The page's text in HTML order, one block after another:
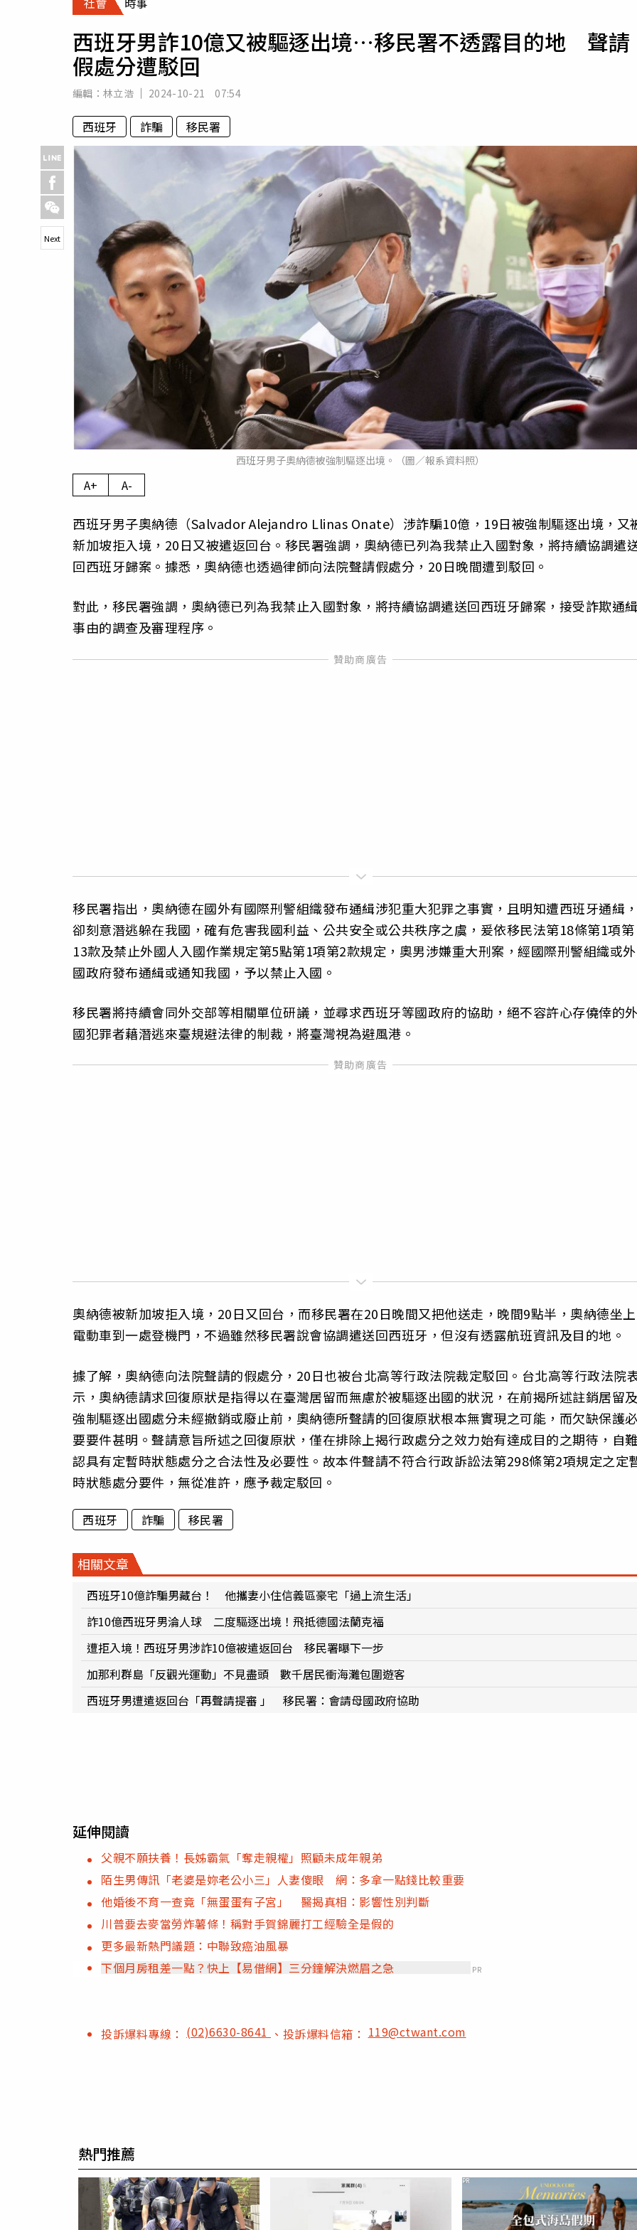
專欄
運勢
西班牙男詐10億又被驅逐出境…移民署不透露目的地 聲請
假處分遭駁回
編輯： 林立浩 2024-10-21 07:54
西班牙 詐騙 移民署
西班牙男子奧納德被強制驅逐出境。（圖／報系資料照）
Next
A+ A-
西班牙男子奧納德（Salvador Alejandro Llinas Onate）涉詐騙10億，19日被強制驅逐出境，又
新加坡拒入境，20日又被遣返回台。移民署強調，奧納德已列為我禁止入國對象，將持續協調遣
回西班牙歸案。據悉，奧納德也透過律師向法院聲請假處分，20日晚間遭到駁回。
對此，移民署強調，奧納德已列為我禁止入國對象，將持續協調遣送回西班牙歸案，接受詐欺通
事由的調查及審理程序。
移民署指出，奧納德在國外有國際刑警組織發布通緝涉犯重大犯罪之事實，且明知遭西班牙通緝
卻刻意潛逃躲在我國，確有危害我國利益、公共安全或公共秩序之虞，爰依移民法第18條第1項第
13款及禁止外國人入國作業規定第5點第1項第2款規定，奧男涉嫌重大刑案，經國際刑警組織或外
國政府發布通緝或通知我國，予以禁止入國。
移民署將持續會同外交部等相關單位研議，並尋求西班牙等國政府的協助，絕不容許心存僥倖的
國犯罪者藉潛逃來臺規避法律的制裁，將臺灣視為避風港。
奧納德被新加坡拒入境，20日又回台，而移民署在20日晚間又把他送走，晚間9點半，奧納德坐上
電動車到一處登機門，不過雖然移民署說會協調遣送回西班牙，但沒有透露航班資訊及目的地。
據了解，奧納德向法院聲請的假處分，20日也被台北高等行政法院裁定駁回。台北高等行政法院
示，奧納德請求回復原狀是指得以在臺灣居留而無慮於被驅逐出國的狀況，在前揭所述註銷居留
強制驅逐出國處分未經撤銷或廢止前，奧納德所聲請的回復原狀根本無實現之可能，而欠缺保護
要要件甚明。聲請意旨所述之回復原狀，僅在排除上揭行政處分之效力始有達成目的之期待，自
認具有定暫時狀態處分之合法性及必要性。故本件聲請不符合行政訴訟法第298條第2項規定之定
時狀態處分要件，無從准許，應予裁定駁回。
西班牙 詐騙 移民署
相關文章
西班牙10億詐騙男藏台！ 他攜妻小住信義區豪宅「過上流生活」
詐10億西班牙男淪人球 二度驅逐出境！飛抵德國法蘭克福
遭拒入境！西班牙男涉詐10億被遣返回台 移民署曝下一步
加那利群島「反觀光運動」不見盡頭 數千居民衝海灘包圍遊客
西班牙男遭遣返回台「再聲請提審 」 移民署：會請母國政府協助
延伸閱讀
父親不願扶養！長姊霸氣「奪走親權」照顧未成年親弟
陌生男傳訊「老婆是妳老公小三」人妻傻眼 網：多拿一點錢比較重要
他婚後不育一查竟「無蛋蛋有子宮」 醫揭真相：影響性別判斷
川普要去麥當勞炸薯條！稱對手賀錦麗打工經驗全是假的
更多最新熱門議題：中聯致癌油風暴
下個月房租差一點？快上【易借網】三分鐘解決燃眉之急
PR
投訴爆料專線： (02)6630-8641 、投訴爆料信箱：119@ctwant.com
熱門推薦
PR